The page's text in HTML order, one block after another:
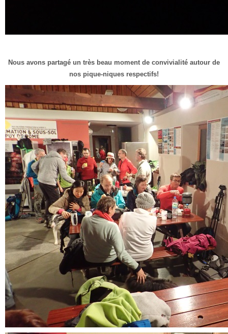
Nous avons partagé un très beau moment de convivialité autour de
nos pique-niques respectifs!